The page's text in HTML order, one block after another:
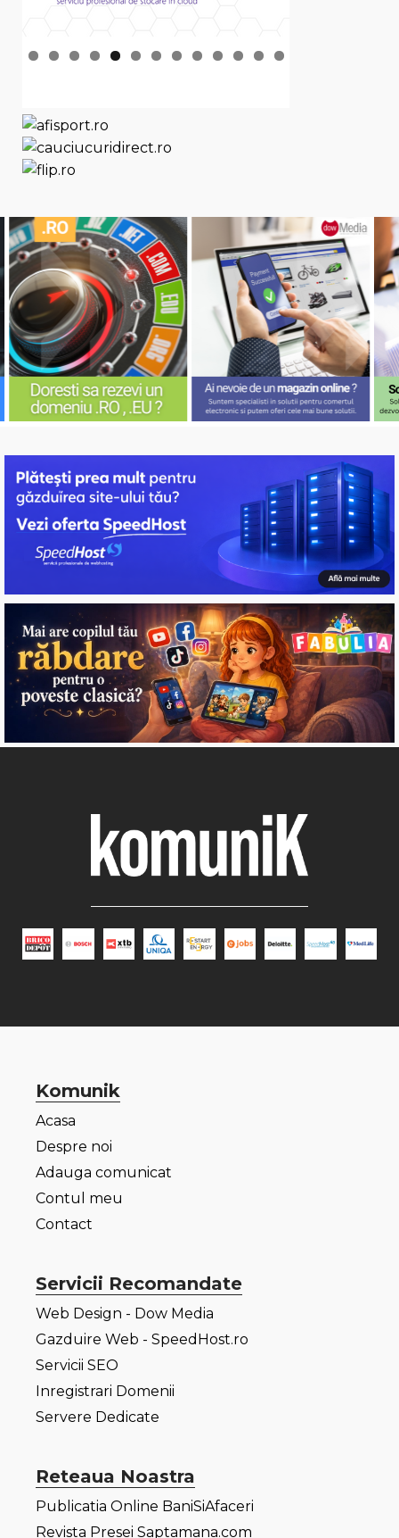
Komunik
Acasa
Despre noi
Adauga comunicat
Contul meu
Contact
Servicii Recomandate
Web Design - Dow Media
Gazduire Web - SpeedHost.ro
Servicii SEO
Inregistrari Domenii
Servere Dedicate
Reteaua Noastra
Publicatia Online BaniSiAfaceri
Revista Presei Saptamana.com